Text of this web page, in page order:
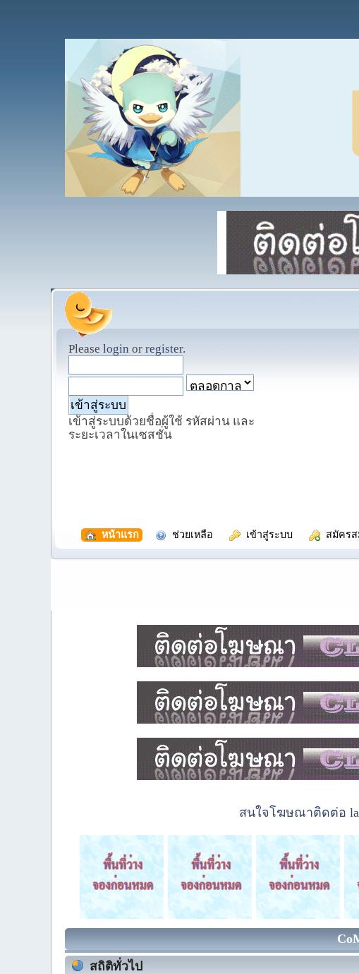
Please login or register.
เข้าสู่ระบบด้วยชื่อผู้ใช้ รหัสผ่าน และ
ระยะเวลาในเซสชั่น
หน้าแรก ช่วยเหลือ เข้าสู่ระบบ สมัคร
สนใจโฆษณาติดต่อ
สถิติทั่วไป